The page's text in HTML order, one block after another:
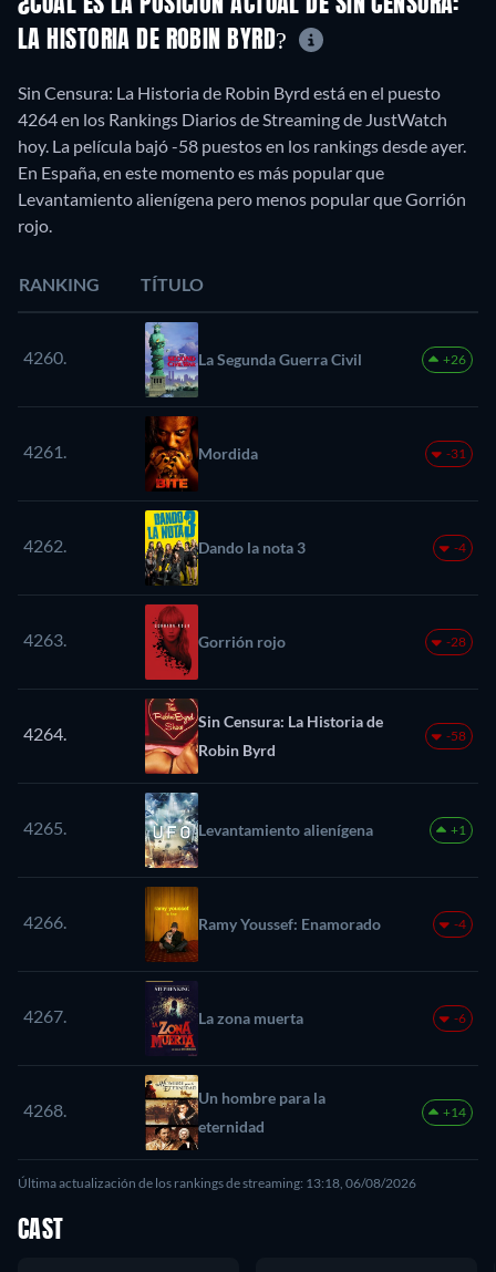
¿CUÁL ES LA POSICIÓN ACTUAL DE SIN CENSURA:
LA HISTORIA DE ROBIN BYRD?
Sin Censura: La Historia de Robin Byrd está en el puesto
4264 en los Rankings Diarios de Streaming de JustWatch
hoy. La película bajó -58 puestos en los rankings desde ayer.
En España, en este momento es más popular que
Levantamiento alienígena pero menos popular que Gorrión
rojo.
RANKING TÍTULO
4260. La Segunda Guerra Civil +26
4261. Mordida -31
4262. Dando la nota 3 -4
4263. Gorrión rojo -28
4264.
Sin Censura: La Historia de
Robin Byrd
-58
4265. Levantamiento alienígena +1
4266. Ramy Youssef: Enamorado -4
4267. La zona muerta -6
4268.
Un hombre para la
eternidad
+14
Última actualización de los rankings de streaming: 13:18, 06/08/2026
CAST